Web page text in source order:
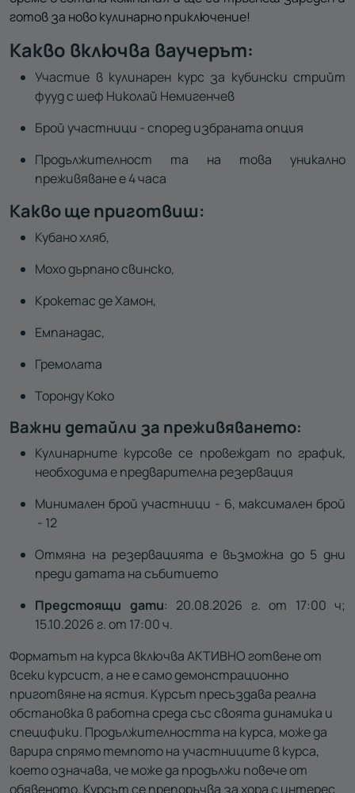
готов за ново кулинарно приключение!
Какво включва ваучерът:
Участие в кулинарен курс за кубински стрийт
фууд с шеф Николай Немигенчев
Брой участници - според избраната опция
Продължителност та на това уникално
преживяване е 4 часа
Какво ще приготвиш:
Кубано хляб,
Мохо дърпано свинско,
Крокетас де Хамон,
Емпанадас,
Гремолата
Торонду Коко
Важни детайли за преживяването:
Кулинарните курсове се провеждат по график,
необходима е предварителна резервация
Минимален брой участници - 6, максимален брой
- 12
Отмяна на резервацията е възможна до 5 дни
преди датата на събитието
Предстоящи дати: 20.08.2026 г. от 17:00 ч;
15.10.2026 г. от 17:00 ч.
Форматът на курса включва АКТИВНО готвене от
всеки курсист, а не е само демонстрационно
приготвяне на ястия. Курсът пресъздава реална
обстановка в работна среда със своята динамика и
специфики. Продължителността на курса, може да
варира спрямо темпото на участниците в курса,
което означава, че може да продължи повече от
обявеното. Курсът се препоръчва за хора с интерес